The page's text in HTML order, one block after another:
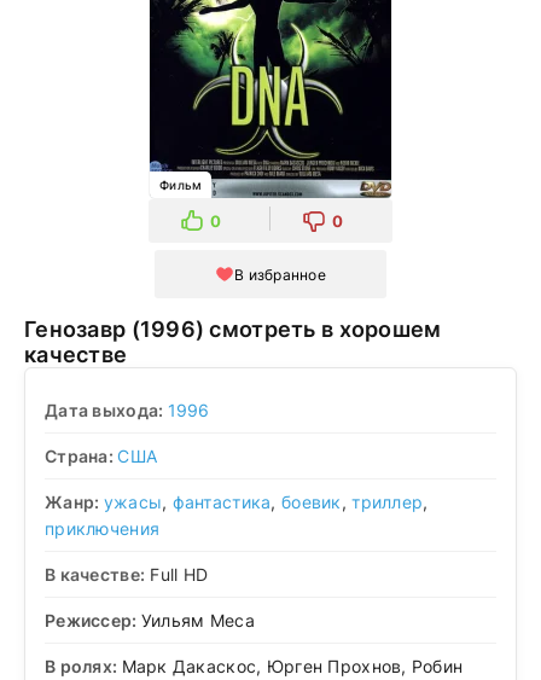
Фильм
0 0
В избранное
Генозавр (1996) смотреть в хорошем
качестве
Дата выхода: 1996
Страна:США
Жанр: ужасы, фантастика,боевик,триллер,
приключения
В качестве: Full HD
Режиссер: Уильям Меса
В ролях: Марк Дакаскос, Юрген Прохнов, Робин